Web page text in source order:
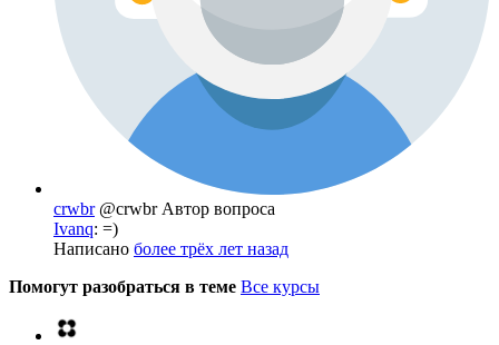
crwbr @crwbr Автор вопроса
Ivanq: =)
Написано более трёх лет назад
Помогут разобраться в теме Все курсы